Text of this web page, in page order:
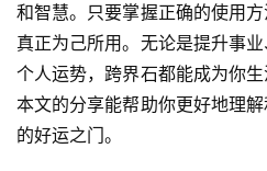
和智慧。只要掌握正确的使用
真正为己所用。无论是提升事
个人运势，跨界石都能成为你
本文的分享能帮助你更好地理
的好运之门。